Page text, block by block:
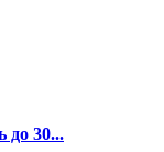
до 30...